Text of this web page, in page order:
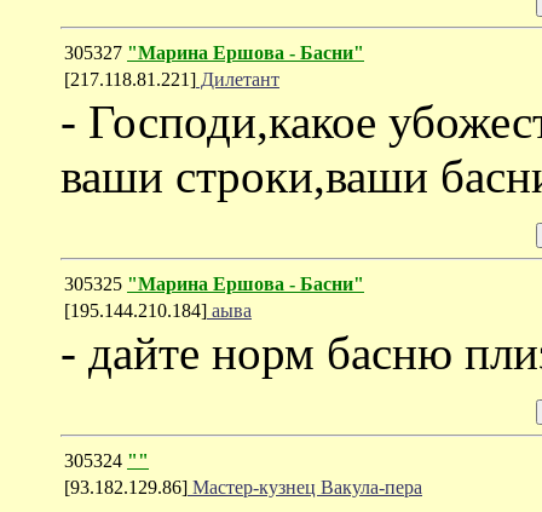
305327 "Марина Ершова - Басни"
[217.118.81.221] Дилетант
- Господи,какое
ваши строки,ваши
305325 "Марина Ершова - Басни"
[195.144.210.184] аыва
- дайте норм басню
305324 ""
[93.182.129.86] Мастер-кузнец Вакула-пера